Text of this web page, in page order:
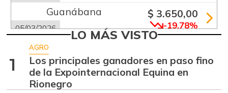
Guanábana
05/03/2026
$ 3.650,00
-19,78%
Guayaba común
02/01/2014 -
Limón Tahití $ 1.375,00
LO MÁS VISTO
1
AGRO
Los principales ganadores en paso fino
de la Expointernacional Equina en
Rionegro